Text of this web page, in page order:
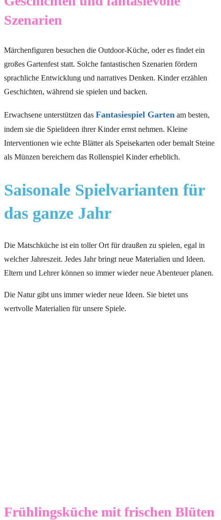
Szenarien
Märchenfiguren besuchen die Outdoor-Küche, oder es findet ein
großes Gartenfest statt. Solche fantastischen Szenarien fördern
sprachliche Entwicklung und narratives Denken. Kinder erzählen
Geschichten, während sie spielen und backen.
Erwachsene unterstützen das Fantasiespiel Garten am besten,
indem sie die Spielideen ihrer Kinder ernst nehmen. Kleine
Interventionen wie echte Blätter als Speisekarten oder bemalt Steine
als Münzen bereichern das Rollenspiel Kinder erheblich.
Saisonale Spielvarianten für
das ganze Jahr
Die Matschküche ist ein toller Ort für draußen zu spielen, egal in
welcher Jahreszeit. Jedes Jahr bringt neue Materialien und Ideen.
Eltern und Lehrer können so immer wieder neue Abenteuer planen.
Die Natur gibt uns immer wieder neue Ideen. Sie bietet uns
wertvolle Materialien für unsere Spiele.
Frühlingsküche mit frischen Blüten